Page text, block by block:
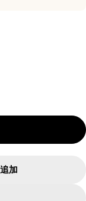
数量を減らす
BFFL の数量
加